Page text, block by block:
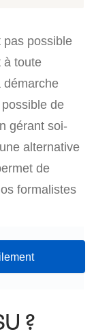
pas possible
à toute
démarche
de
gérant soi-
alternative
de
formalistes
?